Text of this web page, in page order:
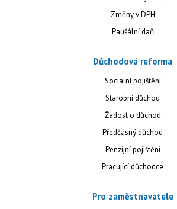
Změny v DPH
Paušální daň
Důchodová reforma
Sociální pojištění
Starobní důchod
Žádost o důchod
Předčasný důchod
Penzijní pojištění
Pracující důchodce
Pro zaměstnavatele